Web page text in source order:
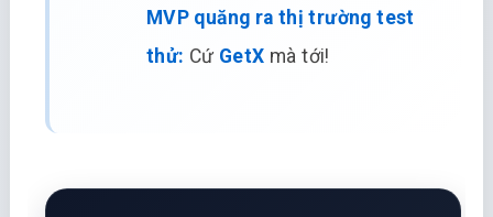
MVP quăng ra thị trường test
thử: Cứ GetX mà tới!